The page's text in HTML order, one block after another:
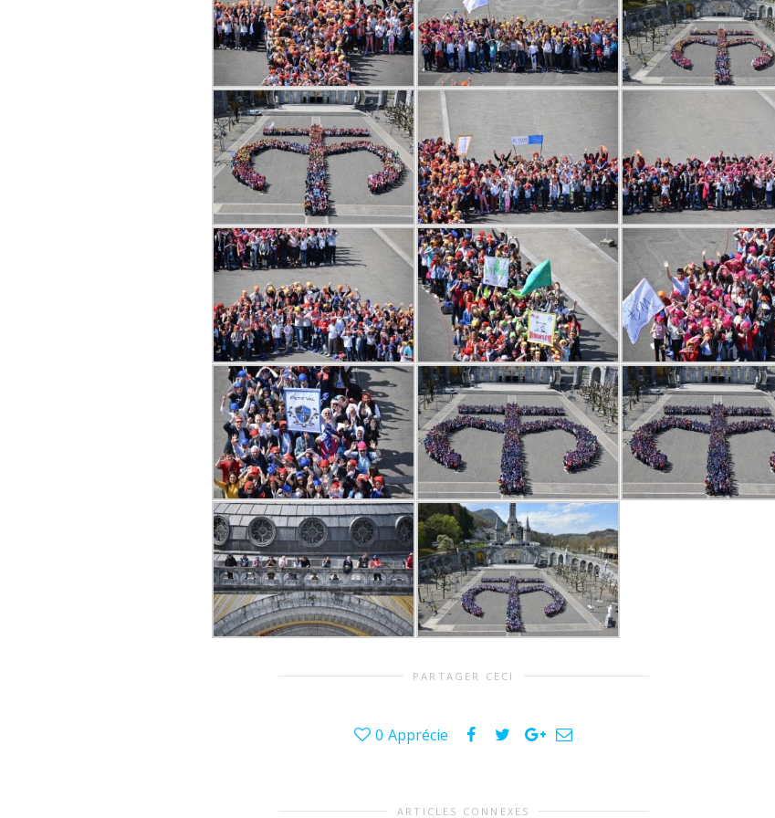
PARTAGER CECI
0 Apprécie
ARTICLES CONNEXES